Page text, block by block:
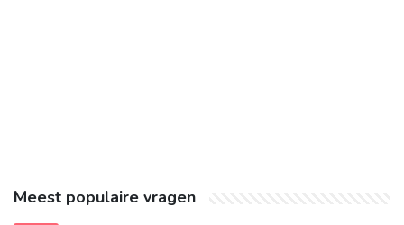
Meest populaire vragen